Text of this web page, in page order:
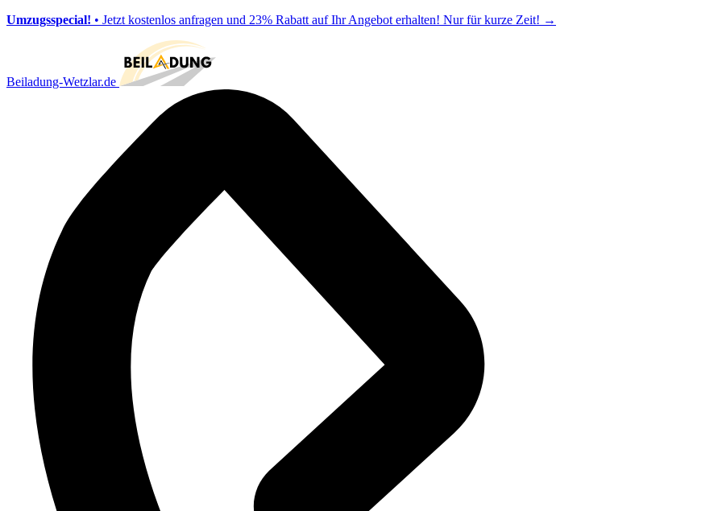
Umzugsspecial! • Jetzt kostenlos anfragen und 23% Rabatt auf Ihr Angebot erhalten! Nur für kurze Zeit! →
Beiladung-Wetzlar.de